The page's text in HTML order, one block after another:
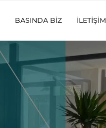
BASINDA BIZ İLETIŞIM